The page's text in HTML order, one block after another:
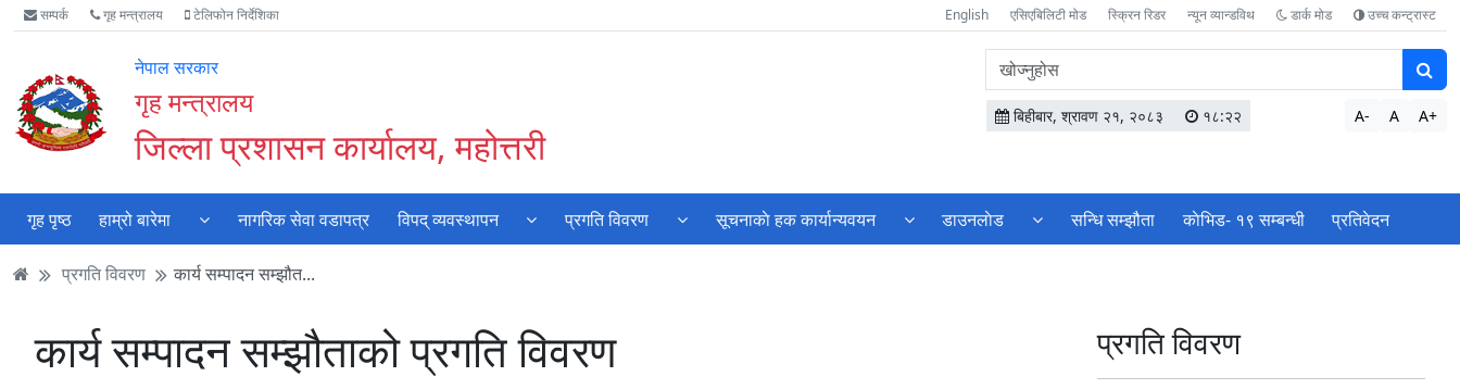
Accessibility
Mode
गर्नुहोस्
मुख्य
सामाग्री
मुख्य
नेभिगेसन
वेबसाइट
खोजमा
सम्पर्क गृह मन्त्रालय टेलिफोन निर्देशिका English एसिएबिलिटी मोड स्क्रिन रिडर न्यून व्यान्डविथ डार्क मोड उच्च कन्ट्रास्ट
नेपाल सरकार
गृह मन्त्रालय
जिल्ला प्रशासन कार्यालय, महोत्तरी
वेबसाइटमा
सामग्री
खोज्नुहोस
बिहीबार, श्रावण २१, २०८३ १८:२२ A- A A+
गृह पृष्ठ हाम्रो बारेमा नागरिक सेवा वडापत्र विपद् व्यवस्थापन प्रगति विवरण सूचनाकाे हक कार्यान्यवयन डाउनलाेड सन्धि सम्झौता काेभिड- १९ सम्बन्धी प्रतिवेदन
प्रगति विवरण कार्य सम्पादन सम्झौत...
कार्य सम्पादन सम्झौताको प्रगति विवरण प्रगति विवरण